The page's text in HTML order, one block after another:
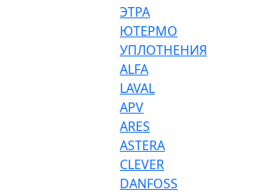
ЭТРА
ЮТЕРМО
УПЛОТНЕНИЯ
ALFA
LAVAL
APV
ARES
ASTERA
CLEVER
DANFOSS